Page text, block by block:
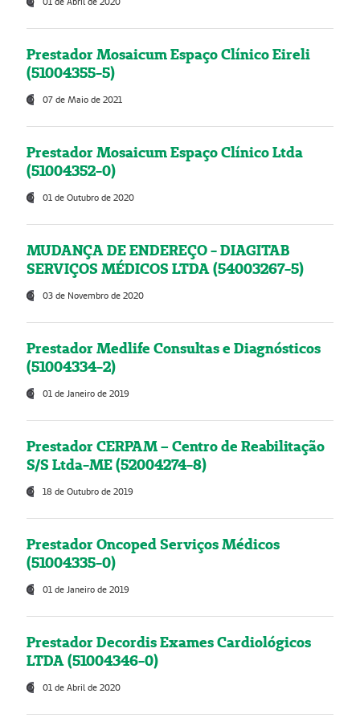
Prestador Mosaicum Espaço Clínico Eireli
(51004355-5)
07 de Maio de 2021
Prestador Mosaicum Espaço Clínico Ltda
(51004352-0)
01 de Outubro de 2020
MUDANÇA DE ENDEREÇO - DIAGITAB
SERVIÇOS MÉDICOS LTDA (54003267-5)
03 de Novembro de 2020
Prestador Medlife Consultas e Diagnósticos
(51004334-2)
01 de Janeiro de 2019
Prestador CERPAM – Centro de Reabilitação
S/S Ltda-ME (52004274-8)
18 de Outubro de 2019
Prestador Oncoped Serviços Médicos
(51004335-0)
01 de Janeiro de 2019
Prestador Decordis Exames Cardiológicos
LTDA (51004346-0)
01 de Abril de 2020